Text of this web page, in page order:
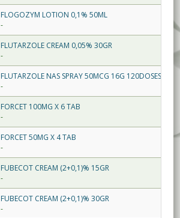
FLOGOZYM LOTION 0,1% 50ML
-
FLUTARZOLE CREAM 0,05% 30GR
-
FLUTARZOLE NAS SPRAY 50MCG 16G 120DOSES
-
FORCET 100MG X 6 TAB
-
FORCET 50MG X 4 TAB
-
FUBECOT CREAM (2+0,1)% 15GR
-
FUBECOT CREAM (2+0,1)% 30GR
-